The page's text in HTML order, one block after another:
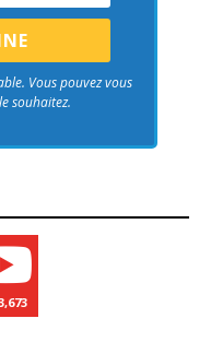
Vous pouvez vous
souhaitez.